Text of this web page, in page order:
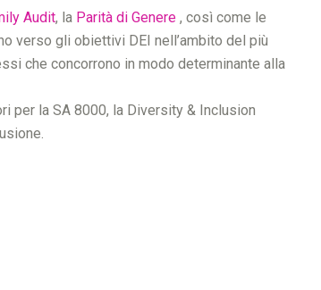
Audit, la Parità di Genere , così come le
verso gli obiettivi DEI nell’ambito del più
che concorrono in modo determinante alla
per la SA 8000, la Diversity & Inclusion